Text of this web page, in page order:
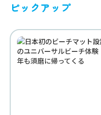
ピックアップ